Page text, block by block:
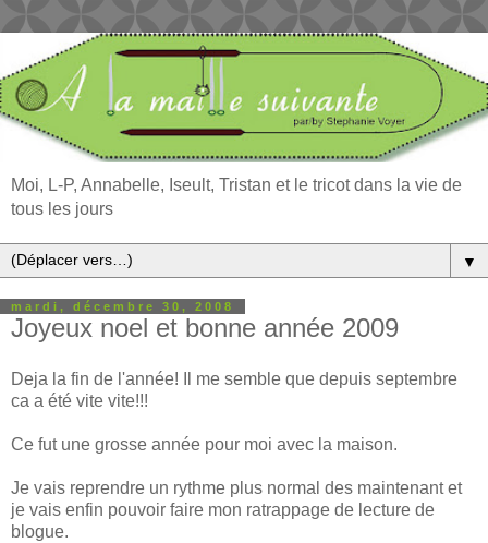
Moi, L-P, Annabelle, Iseult, Tristan et le tricot dans la vie de
tous les jours
▼
mardi, décembre 30, 2008
Joyeux noel et bonne année 2009
Deja la fin de l'année! Il me semble que depuis septembre
ca a été vite vite!!!
Ce fut une grosse année pour moi avec la maison.
Je vais reprendre un rythme plus normal des maintenant et
je vais enfin pouvoir faire mon ratrappage de lecture de
blogue.